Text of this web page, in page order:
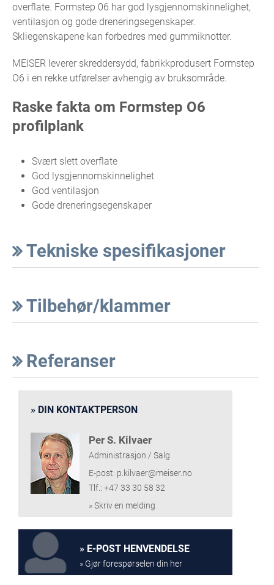
overflate. Formstep 06 har god lysgjennomskinnelighet,
ventilasjon og gode dreneringsegenskaper.
Skliegenskapene kan forbedres med gummiknotter.
MEISER leverer skreddersydd, fabrikkprodusert Formstep
O6 i en rekke utførelser avhengig av bruksområde.
Raske fakta om Formstep O6
profilplank
Svært slett overflate
God lysgjennomskinnelighet
God ventilasjon
Gode dreneringsegenskaper
Tekniske spesifikasjoner
Tilbehør/klammer
Referanser
DIN KONTAKTPERSON
Per S. Kilvaer
Administrasjon / Salg
E-post: p.kilvaer@meiser.no
Tlf.: +47 33 30 58 32
» Skriv en melding
E-POST HENVENDELSE
» Gjør forespørselen din her